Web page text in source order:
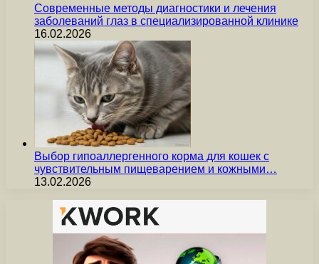
Современные методы диагностики и лечения
заболеваний глаз в специализированной клинике
16.02.2026
Выбор гипоаллергенного корма для кошек с
чувствительным пищеварением и кожными…
13.02.2026